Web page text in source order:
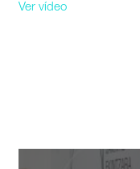
Ver vídeo